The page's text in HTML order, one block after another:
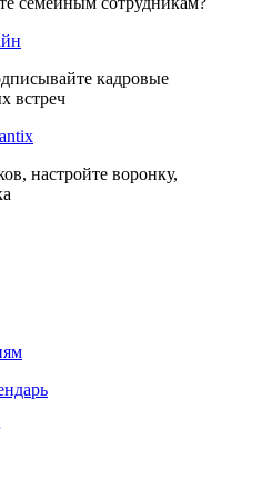
кадровые
встреч
настройте воронку,